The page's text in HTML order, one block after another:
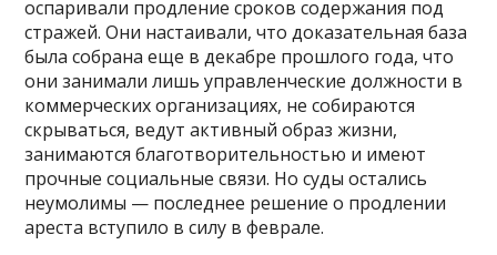
оспаривали продление сроков содержания под
стражей. Они настаивали, что доказательная база
была собрана еще в декабре прошлого года, что
они занимали лишь управленческие должности в
коммерческих организациях, не собираются
скрываться, ведут активный образ жизни,
занимаются благотворительностью и имеют
прочные социальные связи. Но суды остались
неумолимы — последнее решение о продлении
ареста вступило в силу в феврале.